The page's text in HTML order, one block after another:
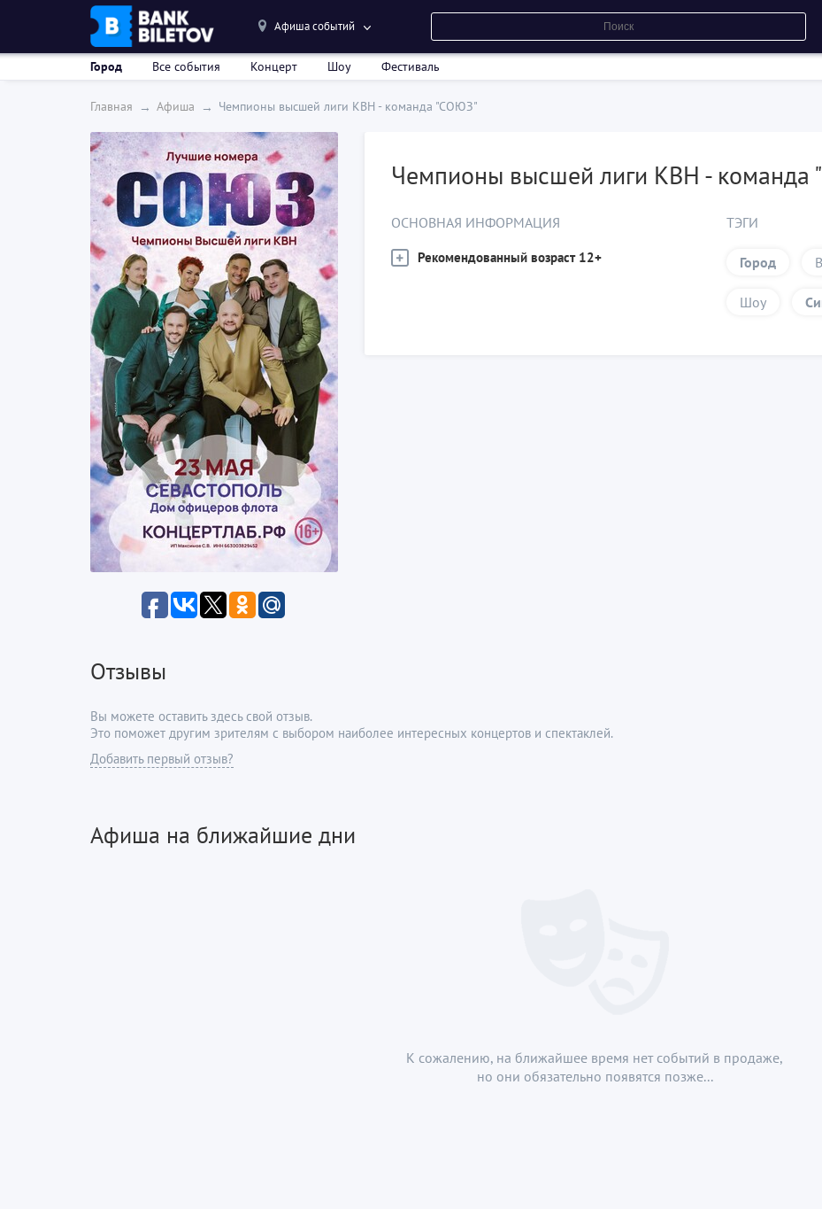
Афиша событий
Город Все события Концерт Шоу Фестиваль
Главная Афиша Чемпионы высшей лиги КВН - команда "СОЮЗ"
Чемпионы высшей лиги КВН -
ОСНОВНАЯ ИНФОРМАЦИЯ
Рекомендованный возраст 12+
ТЭГИ
Город
Шоу
Отзывы
Вы можете оставить здесь свой отзыв.
Это поможет другим зрителям с выбором наиболее интересных концертов и спектаклей.
Добавить первый отзыв?
Афиша на ближайшие дни
К сожалению, на ближайшее время нет событий в продаже,
но они обязательно появятся позже...